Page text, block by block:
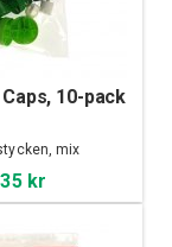
10-pack
mix
35 kr